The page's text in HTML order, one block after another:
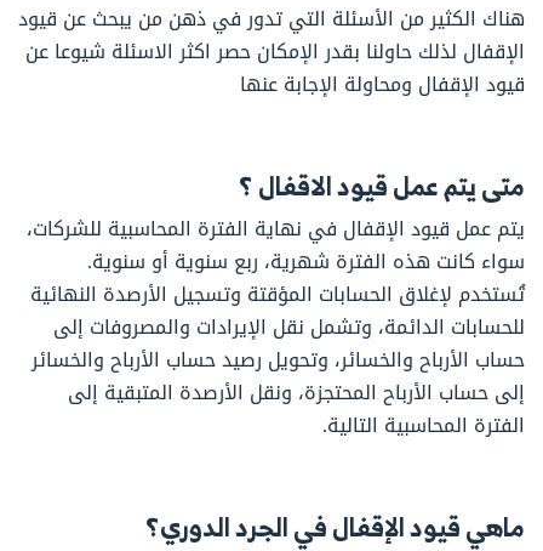
هناك الكثير من الأسئلة التي تدور في ذهن من يبحث عن قيود
الإقفال لذلك حاولنا بقدر الإمكان حصر اكثر الاسئلة شيوعا عن
قيود الإقفال ومحاولة الإجابة عنها
متى يتم عمل قيود الاقفال ؟
يتم عمل قيود الإقفال في نهاية الفترة المحاسبية للشركات،
سواء كانت هذه الفترة شهرية، ربع سنوية أو سنوية.
تُستخدم لإغلاق الحسابات المؤقتة وتسجيل الأرصدة النهائية
للحسابات الدائمة، وتشمل نقل الإيرادات والمصروفات إلى
حساب الأرباح والخسائر، وتحويل رصيد حساب الأرباح والخسائر
إلى حساب الأرباح المحتجزة، ونقل الأرصدة المتبقية إلى
الفترة المحاسبية التالية.
ماهي قيود الإقفال في الجرد الدوري؟